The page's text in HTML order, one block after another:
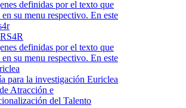
para la investigación Euriclea
Atracción e
del Talento